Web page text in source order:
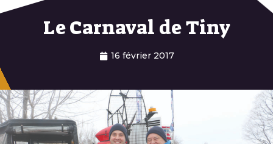
Le Carnaval de Tiny
16 février 2017